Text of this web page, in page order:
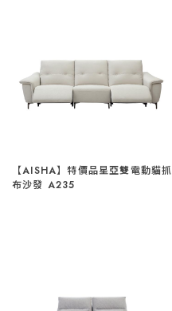
【AISHA】特價品星亞雙電動貓抓
布沙發 A235